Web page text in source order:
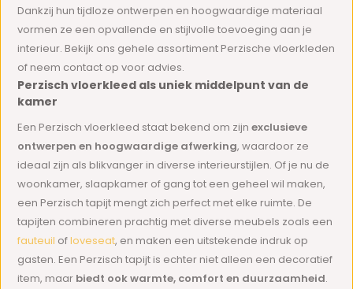
Dankzij hun tijdloze ontwerpen en hoogwaardige materiaal
vormen ze een opvallende en stijlvolle toevoeging aan je
interieur. Bekijk ons gehele assortiment Perzische vloerkleden
of neem contact op voor advies.
Perzisch vloerkleed als uniek middelpunt van de
kamer
Een Perzisch vloerkleed staat bekend om zijnexclusieve
ontwerpen en hoogwaardige afwerking, waardoor ze
ideaal zijn als blikvanger in diverse interieurstijlen. Of je nu de
woonkamer, slaapkamer of gang tot een geheel wil maken,
een Perzisch tapijt mengt zich perfect met elke ruimte. De
tapijten combineren prachtig met diverse meubels zoals een
fauteuil ofloveseat, en maken een uitstekende indruk op
gasten. Een Perzisch tapijt is echter niet alleen een decoratief
item, maar biedt ook warmte, comfort en duurzaamheid.